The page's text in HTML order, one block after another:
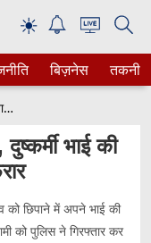
☀
बिज़नेस तकनीक
50 हजार का इनामिया गिरफ्तार, दुष्कर्मी भाई की मदद के आरोप में चल रहा था फरार
भाई की
को छिपाने में अपने भाई की
को पुलिस ने गिरफ्तार कर